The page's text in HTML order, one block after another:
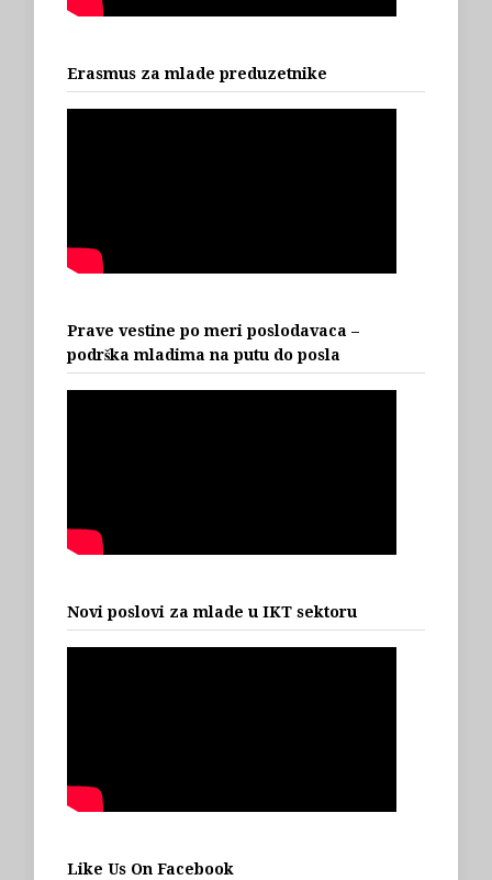
Erasmus za mlade preduzetnike
Prave vestine po meri poslodavaca –
podrška mladima na putu do posla
Novi poslovi za mlade u IKT sektoru
Like Us On Facebook